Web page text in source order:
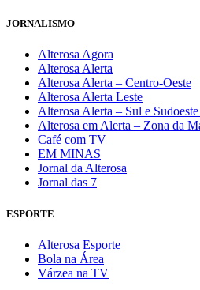
JORNALISMO
Alterosa Agora
Alterosa Alerta
Alterosa Alerta – Centro-Oeste
Alterosa Alerta Leste
Alterosa Alerta – Sul e
Alterosa em Alerta – Zona da
Café com TV
EM MINAS
Jornal da Alterosa
Jornal das 7
ESPORTE
Alterosa Esporte
Bola na Área
Várzea na TV